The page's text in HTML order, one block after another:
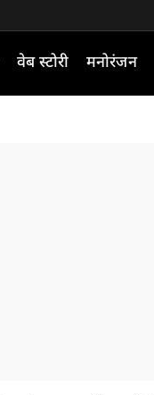
वेब स्टोरी मनोरंजन